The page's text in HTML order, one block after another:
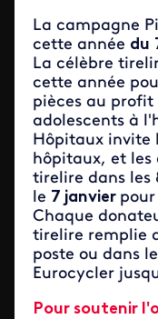
La campagne
cette année du
La célèbre
cette année
pièces au profit
adolescents à
Hôpitaux invite
hôpitaux, et les
tirelire dans les
le 7 janvier
Chaque
tirelire remplie
poste ou dans
Eurocycler
Pour soutenir